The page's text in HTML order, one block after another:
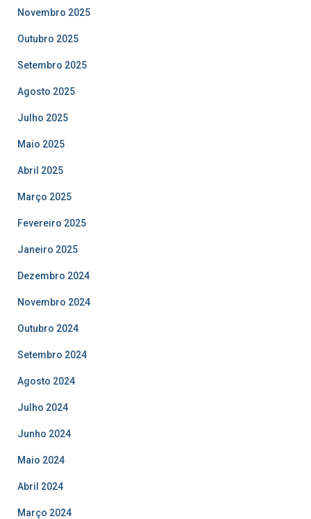
Novembro 2025
Outubro 2025
Setembro 2025
Agosto 2025
Julho 2025
Maio 2025
Abril 2025
Março 2025
Fevereiro 2025
Janeiro 2025
Dezembro 2024
Novembro 2024
Outubro 2024
Setembro 2024
Agosto 2024
Julho 2024
Junho 2024
Maio 2024
Abril 2024
Março 2024